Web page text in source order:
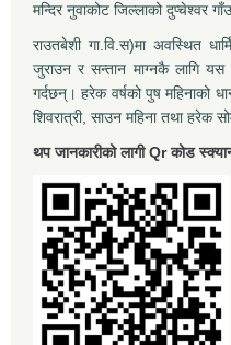
मन्दिर नुवाकोट जिल्लाको दुप्चेश्वर
राउतबेशी गा.वि.स)मा अवस्थित
जुराउन र सन्तान माग्नकै लागि
गर्दछन्। हरेक वर्षको पुष महिनाको
शिवरात्री, साउन महिना तथा हरेक
थप जानकारीको लागी Qr कोड